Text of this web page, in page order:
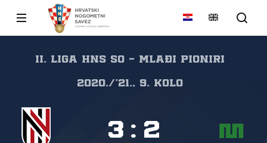
II. liga HNS SO - Mlađi pioniri
2020./'21., 9. kolo
3 : 2